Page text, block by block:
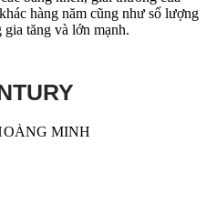
hàng năm cũng như số lượng
tăng và lớn mạnh.